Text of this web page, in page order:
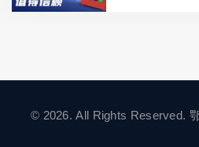
© 2026. All Rights Reserved.